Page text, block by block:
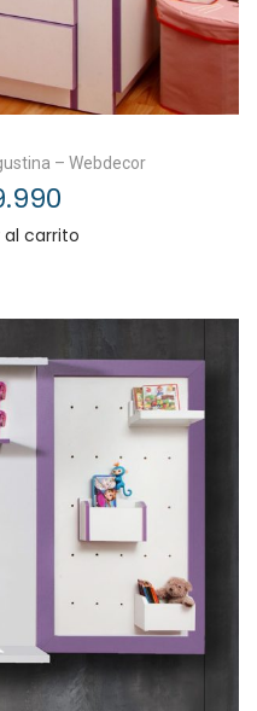
– Webdecor
al carrito